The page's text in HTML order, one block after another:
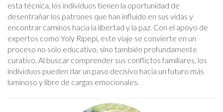
esta técnica, los individuos tienen la oportunidad de
desentrañar los patrones que han influido en sus vidas y
encontrar caminos hacia la libertad y la paz. Con el apoyo de
expertos como Yoly Ripepi, este viaje se convierte en un
proceso no solo educativo, sino también profundamente
curativo. Al buscar comprender sus conflictos familiares, los
individuos pueden dar un paso decisivo hacia un futuro más
luminoso y libre de cargas emocionales.